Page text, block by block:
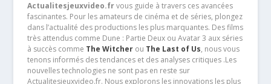
Actualitesjeuxvideo.frvous guide à travers ces avancées
fascinantes. Pour les amateurs de cinéma et de séries, plongez
dans l’actualité des productions les plus marquantes. Des films
très attendus comme Dune : Partie Deux ou Avatar 3 aux séries
à succès comme The Witcherou The Last of Us, nous vous
tenons informés des tendances et des analyses critiques .Les
nouvelles technologies ne sont pas en reste sur
Actualitesjeuxvideo.fr. Nous explorons les innovations les plus